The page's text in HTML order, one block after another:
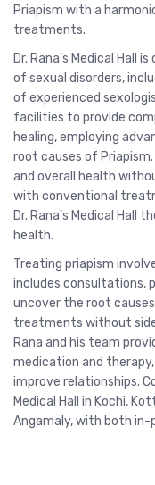
Priapism with a
treatments.
Dr. Rana’s Medical
of sexual disorders,
of experienced
facilities to provide
healing, employing
root causes of
and overall health
with conventional
Dr. Rana’s Medical Hall
health.
Treating priapism
includes consultations,
uncover the root
treatments without
Rana and his team
medication and
improve relationships.
Medical Hall in Kochi,
Angamaly, with both in-